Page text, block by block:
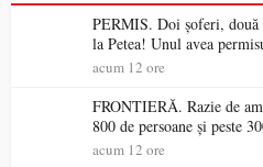
PERMIS. Doi șoferi, două
la Petea! Unul avea
niciodată permis
acum 12 ore
FRONTIERĂ. Razie de
800 de persoane și peste
acum 12 ore